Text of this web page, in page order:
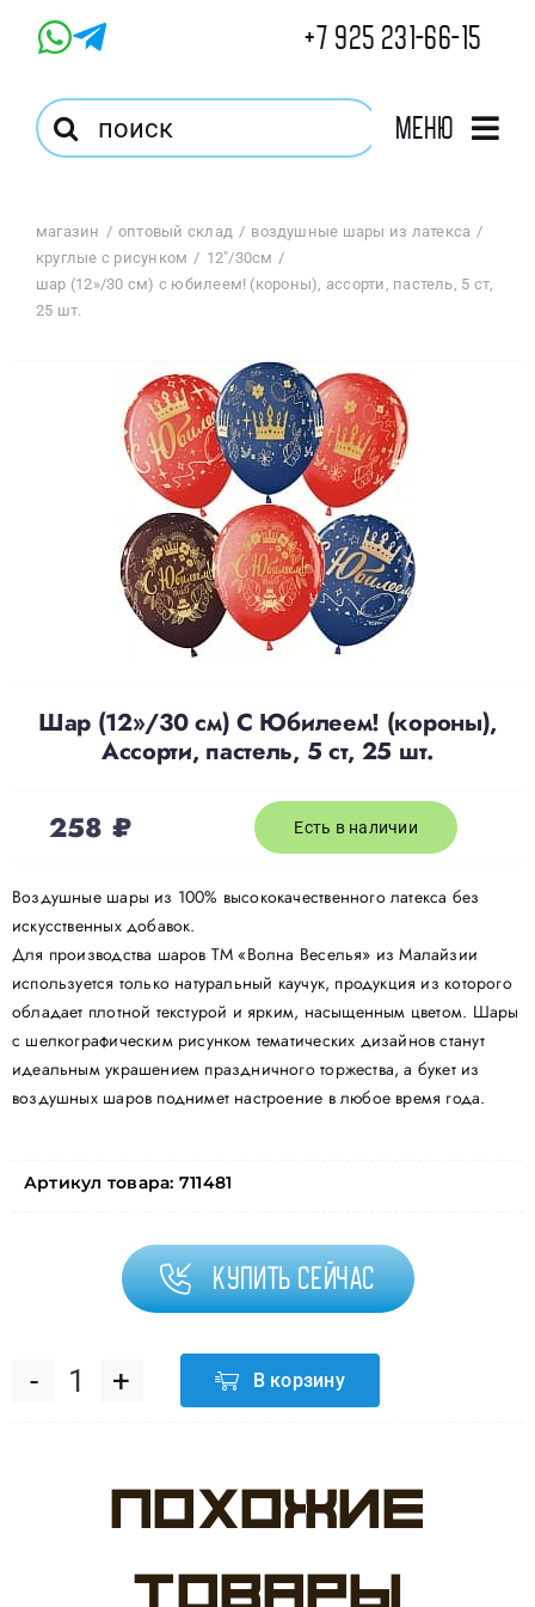
+7 925 231-66-15
Результат
поиска:
Меню
Магазин
Корзина
Избранное
Доставка
Отзывы
Контакты
Политика конфиденциальности
магазин оптовый склад
воздушные шары из латекса
круглые с рисунком
12"/30см
шар (12»/30 см) с юбилеем! (короны), ассорти, пастель, 5 ст,
25 шт.
Шар (12»/30 см) С Юбилеем! (короны),
Ассорти, пастель, 5 ст, 25 шт.
258₽ Есть в наличии
Воздушные шары из 100% высококачественного латекса без
искусственных добавок.
Для производства шаров ТМ «Волна Веселья» из Малайзии
используется только натуральный каучук, продукция из которого
обладает плотной текстурой и ярким, насыщенным цветом. Шары
с шелкографическим рисунком тематических дизайнов станут
идеальным украшением праздничного торжества, а букет из
воздушных шаров поднимет настроение в любое время года.
Артикул товара: 711481
Купить сейчас
Количество
Шар
В корзину
Похожие